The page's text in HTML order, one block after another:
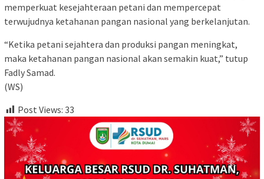
memperkuat kesejahteraan petani dan mempercepat
terwujudnya ketahanan pangan nasional yang berkelanjutan.
“Ketika petani sejahtera dan produksi pangan meningkat,
maka ketahanan pangan nasional akan semakin kuat,” tutup
Fadly Samad.
(WS)
Post Views: 33